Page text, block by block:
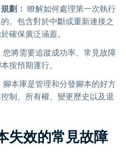
劃： 瞭解如何處理第一次執行
。包含對於中斷或重新連接之
確保廣泛涵蓋。
您將需要追蹤成功率、常見故障
按預期運行。
腳本庫是管理和分發腳本的好方
制、所有權、變更歷史以及退
失效的常見故障